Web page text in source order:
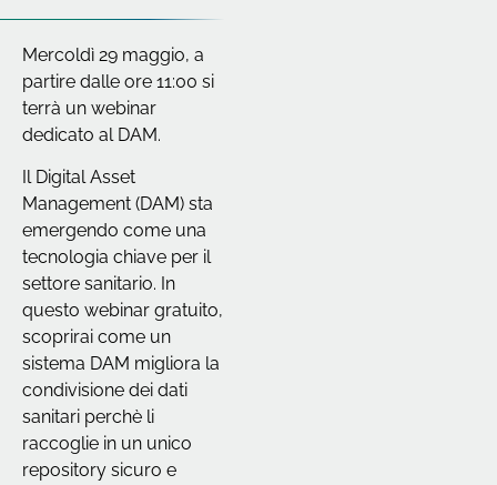
Mercoldì 29 maggio, a
partire dalle ore 11:00 si
terrà un webinar
dedicato al DAM.
Il Digital Asset
Management (DAM) sta
emergendo come una
tecnologia chiave per il
settore sanitario. In
questo webinar gratuito,
scoprirai come un
sistema DAM migliora la
condivisione dei dati
sanitari perchè li
raccoglie in un unico
repository sicuro e